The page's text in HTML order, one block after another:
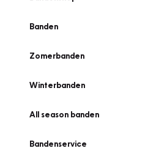
Banden
Zomerbanden
Winterbanden
All season banden
Bandenservice